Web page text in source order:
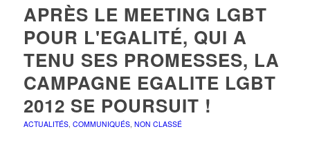
APRÈS LE MEETING LGBT
POUR L'EGALITÉ, QUI A
TENU SES PROMESSES, LA
CAMPAGNE EGALITE LGBT
2012 SE POURSUIT !
ACTUALITÉS, COMMUNIQUÉS, NON CLASSÉ